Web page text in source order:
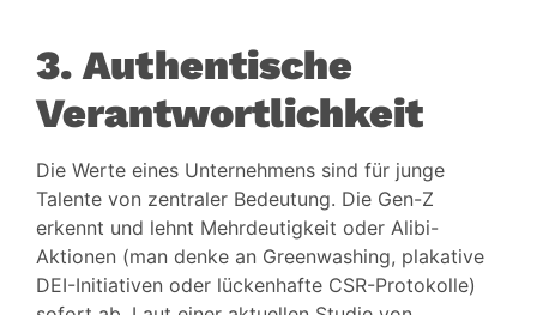
3. Authentische
Verantwortlichkeit
Die Werte eines Unternehmens sind für junge
Talente von zentraler Bedeutung. Die Gen-Z
erkennt und lehnt Mehrdeutigkeit oder Alibi-
Aktionen (man denke an Greenwashing, plakative
DEI-Initiativen oder lückenhafte CSR-Protokolle)